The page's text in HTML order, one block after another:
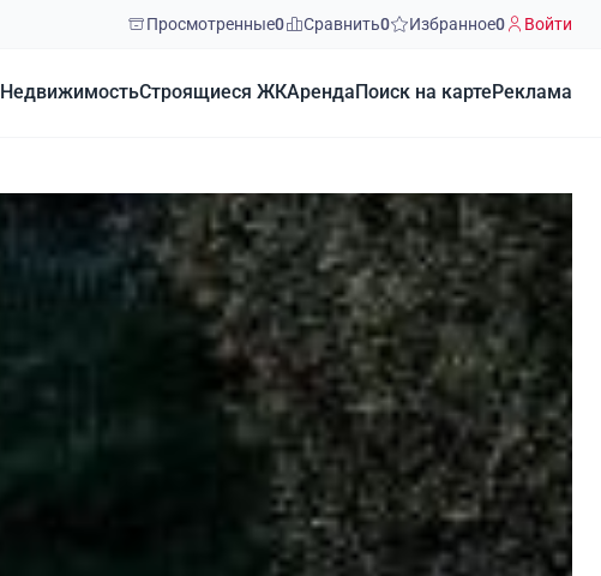
Просмотренные0 Сравнить0 Избранное0 Войти
НедвижимостьСтроящиеся ЖКАренда Поиск на карте Реклама